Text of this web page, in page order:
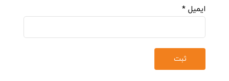
ایمیل *